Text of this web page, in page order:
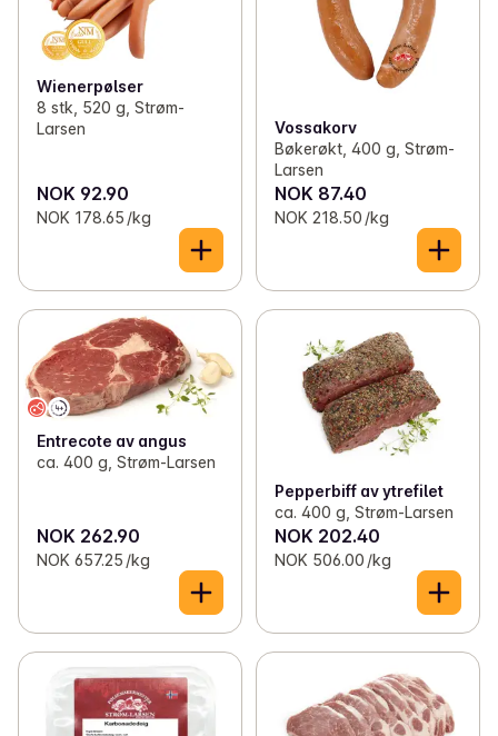
Wienerpølser
8 stk, 520 g, Strøm-
Larsen
NOK 92.90
NOK 178.65 /kg
Vossakorv
Bøkerøkt, 400 g, Strøm-
Larsen
NOK 87.40
NOK 218.50 /kg
Entrecote av angus
ca. 400 g, Strøm-Larsen
NOK 262.90
NOK 657.25 /kg
Pepperbiff av ytrefilet
ca. 400 g, Strøm-Larsen
NOK 202.40
NOK 506.00 /kg